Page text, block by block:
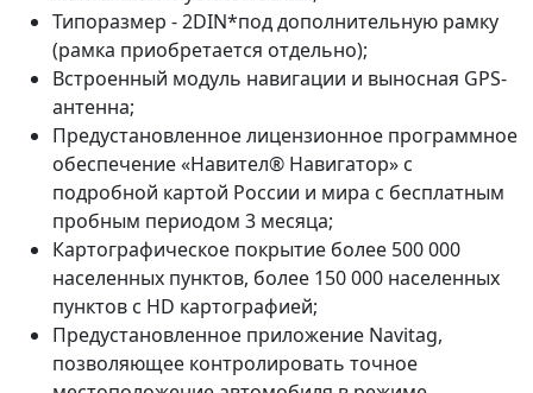
Типоразмер - 2DIN*под дополнительную рамку
(рамка приобретается отдельно);
Встроенный модуль навигации и выносная GPS-
антенна;
Предустановленное лицензионное программное
обеспечение «Навител® Навигатор» с
подробной картой России и мира с бесплатным
пробным периодом 3 месяца;
Картографическое покрытие более 500 000
населенных пунктов, более 150 000 населенных
пунктов с HD картографией;
Предустановленное приложение Navitag,
позволяющее контролировать точное